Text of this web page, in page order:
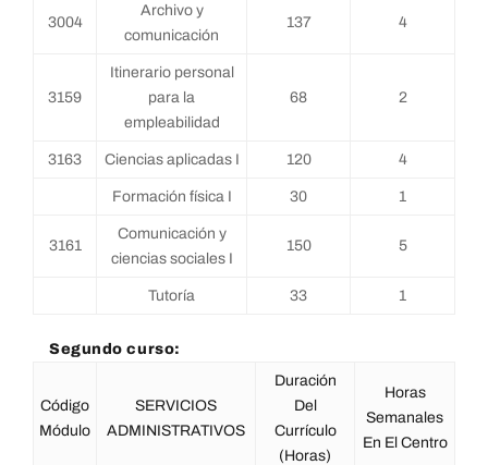
3004
Archivo y
comunicación
137 4
3159
Itinerario personal
para la
empleabilidad
68 2
3163 Ciencias aplicadas I 120 4
Formación física I 30 1
3161
Comunicación y
ciencias sociales I
150 5
Tutoría 33 1
Segundo curso:
Código
Módulo
SERVICIOS
ADMINISTRATIVOS
Duración
Del
Currículo
(horas)
Horas
Semanales
En El Centro